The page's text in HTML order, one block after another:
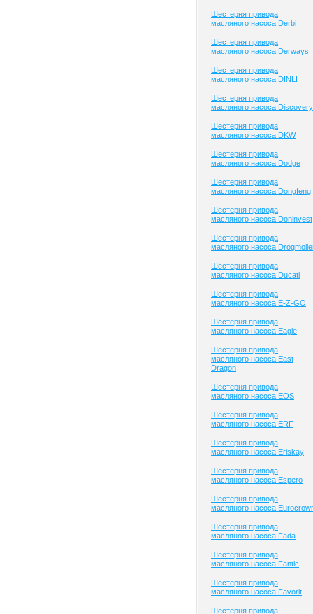
Шестерня привода
масляного насоса Derbi
Шестерня привода
масляного насоса Derways
Шестерня привода
масляного насоса DINLI
Шестерня привода
масляного насоса Discovery
Шестерня привода
масляного насоса DKW
Шестерня привода
масляного насоса Dodge
Шестерня привода
масляного насоса Dongfeng
Шестерня привода
масляного насоса Doninvest
Шестерня привода
масляного насоса
Шестерня привода
масляного насоса Ducati
Шестерня привода
масляного насоса E-Z-GO
Шестерня привода
масляного насоса Eagle
Шестерня привода
масляного насоса East
Dragon
Шестерня привода
масляного насоса EOS
Шестерня привода
масляного насоса ERF
Шестерня привода
масляного насоса Eriskay
Шестерня привода
масляного насоса Espero
Шестерня привода
масляного насоса
Шестерня привода
масляного насоса Fada
Шестерня привода
масляного насоса Fantic
Шестерня привода
масляного насоса Favorit
Шестерня привода